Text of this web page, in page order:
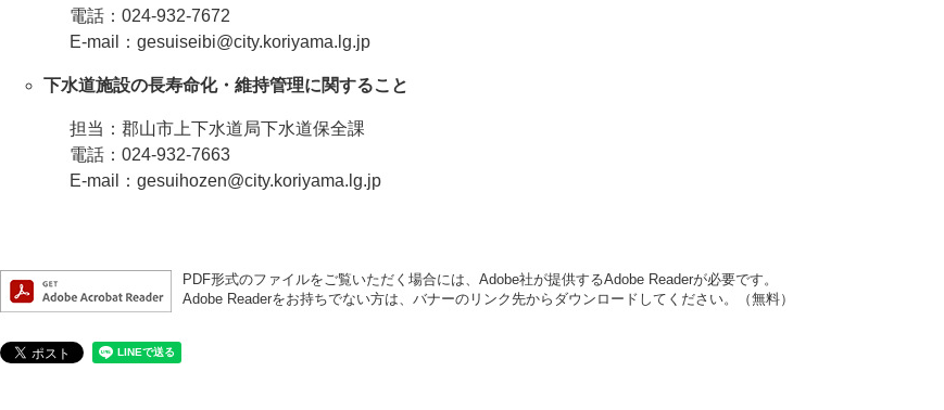
電話：024-932-7672
E-mail：gesuiseibi@city.koriyama.lg.jp
下水道施設の長寿命化・維持管理に関すること
担当：郡山市上下水道局下水道保全課
電話：024-932-7663
E-mail：gesuihozen@city.koriyama.lg.jp
PDF形式のファイルをご覧いただく場合には、Adobe社が提供するAdobe Readerが必要です。
Adobe Readerをお持ちでない方は、バナーのリンク先からダウンロードしてください。（無料）